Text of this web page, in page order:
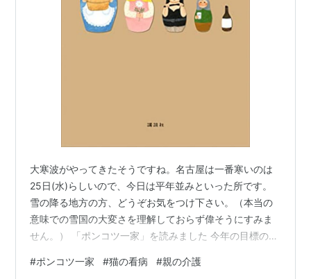
大寒波がやってきたそうですね。名古屋は一番寒いのは
25日(水)らしいので、今日は平年並みといった所です。
雪の降る地方の方、どうぞお気をつけ下さい。（本当の
意味での雪国の大変さを理解しておらず偉そうにすみま
せん。） 「ポンコツ一家」を読みました 今年の目標の一
まり機会を作る事が無く、漫画ばかり買っています。ま
#ポンコツ一家 #猫の看病 #親の介護